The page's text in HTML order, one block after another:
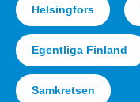
Helsingfors
Egentliga Finland
Samkretsen